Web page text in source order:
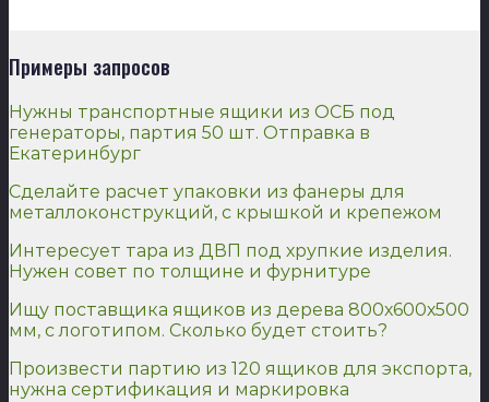
Примеры запросов
Нужны транспортные ящики из ОСБ под
генераторы, партия 50 шт. Отправка в
Екатеринбург
Сделайте расчет упаковки из фанеры для
металлоконструкций, с крышкой и крепежом
Интересует тара из ДВП под хрупкие изделия.
Нужен совет по толщине и фурнитуре
Ищу поставщика ящиков из дерева 800х600х500
мм, с логотипом. Сколько будет стоить?
Произвести партию из 120 ящиков для экспорта,
нужна сертификация и маркировка